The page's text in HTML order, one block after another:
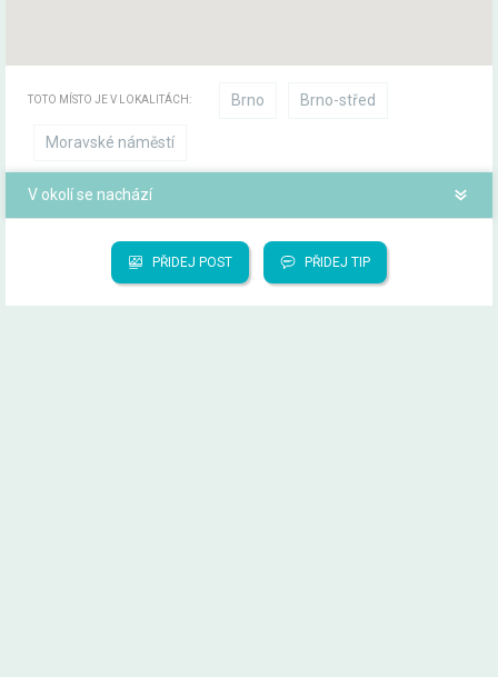
TOTO MÍSTO JE V LOKALITÁCH: Brno Brno-střed
Moravské náměstí
V okolí se nachází
PŘIDEJ POST PŘIDEJ TIP